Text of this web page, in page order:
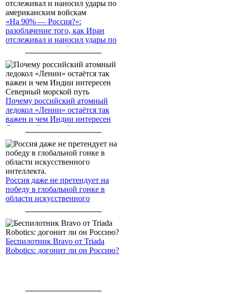
«На 90% — Россия?»:
разоблачение того, как Иран
отслеживал и наносил удары по
американским войскам
Почему российский атомный
ледокол «Ленин» остаётся так
важен и чем Индии интересен
Северный морской путь
Россия даже не претендует на
победу в глобальной гонке в
области искусственного
Беспилотник Bravo от Triada
Robotics: догонит ли он Россию?